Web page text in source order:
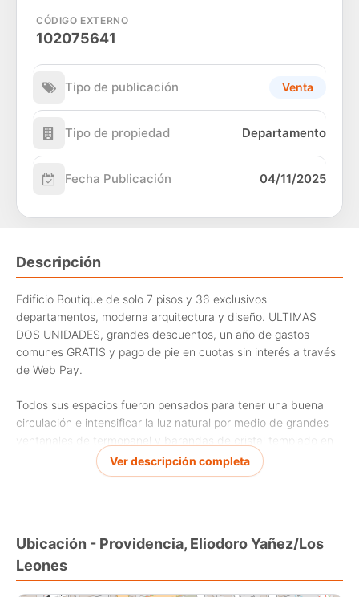
CÓDIGO EXTERNO
102075641
Tipo de publicación Venta
Tipo de propiedad Departamento
Fecha Publicación 04/11/2025
Descripción
Edificio Boutique de solo 7 pisos y 36 exclusivos
departamentos, moderna arquitectura y diseño. ULTIMAS
DOS UNIDADES, grandes descuentos, un año de gastos
comunes GRATIS y pago de pie en cuotas sin interés a través
de Web Pay.
Todos sus espacios fueron pensados para tener una buena
circulación e intensificar la luz natural por medio de grandes
ventanales de termopanel y barandas de cristal templado en
terrazas. Posee equipamiento de primer nivel en cocinas y
necesitas. Espacios que dan vida a un entorno privilegiado y
que hacen aún más agradable vivir en este lugar.
Ver descripción completa
Ubicación - Providencia, Eliodoro Yañez/Los
Leones